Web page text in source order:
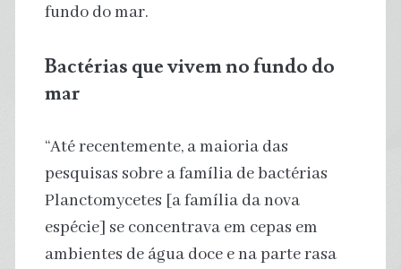
fundo do mar.
Bactérias que vivem no fundo do
mar
“Até recentemente, a maioria das
pesquisas sobre a família de bactérias
Planctomycetes [a família da nova
espécie] se concentrava em cepas em
ambientes de água doce e na parte rasa